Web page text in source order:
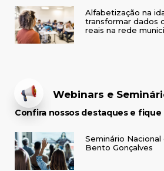
Alfabetização na
transformar dados
reais na rede
Webinars e
Confira nossos destaques e
Seminário
Bento Gonçalves